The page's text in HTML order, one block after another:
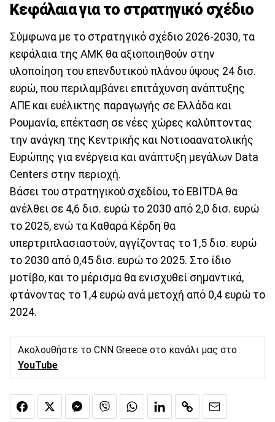
Κεφάλαια για το στρατηγικό σχέδιο
Σύμφωνα με το στρατηγικό σχέδιο 2026-2030, τα
κεφάλαια της ΑΜΚ θα αξιοποιηθούν στην
υλοποίηση του επενδυτικού πλάνου ύψους 24 δισ.
ευρώ, που περιλαμβάνει επιτάχυνση ανάπτυξης
ΑΠΕ και ευέλικτης παραγωγής σε Ελλάδα και
Ρουμανία, επέκταση σε νέες χώρες καλύπτοντας
την ανάγκη της Κεντρικής και Νοτιοαανατολικής
Ευρώπης για ενέργεια και ανάπτυξη μεγάλων Data
Centers στην περιοχή.
Βάσει του στρατηγικού σχεδίου, το EBITDA θα
ανέλθει σε 4,6 δισ. ευρώ το 2030 από 2,0 δισ. ευρώ
το 2025, ενώ τα Καθαρά Κέρδη θα
υπερτριπλασιαστούν, αγγίζοντας το 1,5 δισ. ευρώ
το 2030 από 0,45 δισ. ευρώ το 2025. Στο ίδιο
μοτίβο, και το μέρισμα θα ενισχυθεί σημαντικά,
φτάνοντας το 1,4 ευρώ ανά μετοχή από 0,4 ευρώ το
2024.
Ακολουθήστε το CNN Greece στο κανάλι μας στο
YouTube